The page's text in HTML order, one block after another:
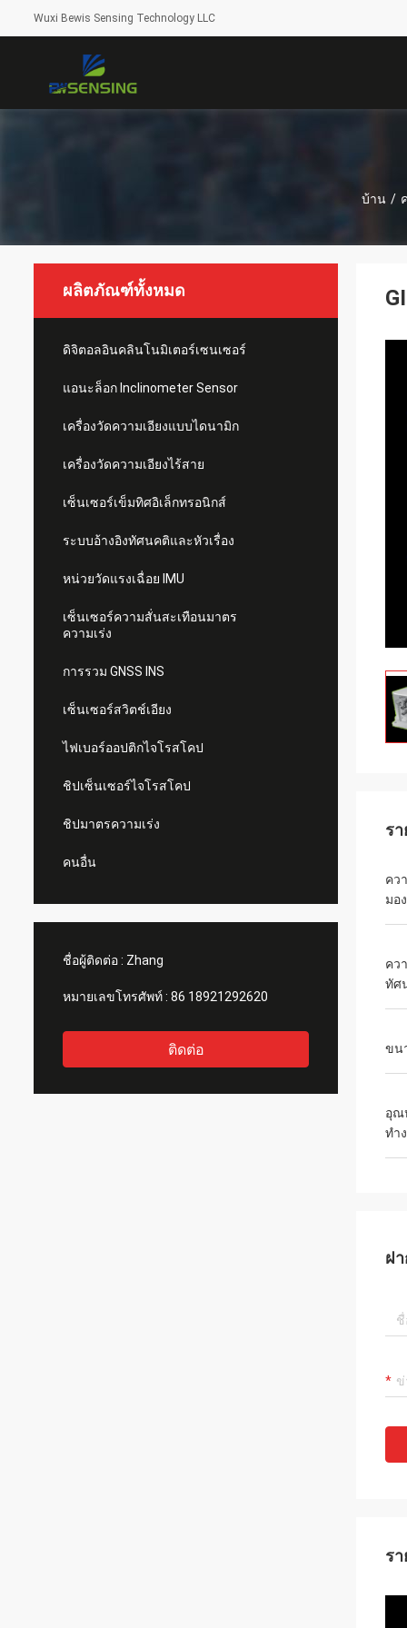
Wuxi Bewis Sensing Technology LLC
บ้าน /
ผลิตภัณฑ์ทั้งหมด
ดิจิตอลอินคลินโนมิเตอร์เซนเซอร์
แอนะล็อก Inclinometer Sensor
เครื่องวัดความเอียงแบบไดนามิก
เครื่องวัดความเอียงไร้สาย
เซ็นเซอร์เข็มทิศอิเล็กทรอนิกส์
ระบบอ้างอิงทัศนคติและหัวเรื่อง
หน่วยวัดแรงเฉื่อย IMU
เซ็นเซอร์ความสั่นสะเทือนมาตร
ความเร่ง
การรวม GNSS INS
เซ็นเซอร์สวิตช์เอียง
ไฟเบอร์ออปติกไจโรสโคป
ชิปเซ็นเซอร์ไจโรสโคป
ชิปมาตรความเร่ง
คนอื่น
ชื่อผู้ติดต่อ : Zhang
หมายเลขโทรศัพท์ : 86 18921292620
ติดต่อ
ร
คว
มอ
คว
ทัศ
ขน
อุณ
ทำ
ฝ
ร